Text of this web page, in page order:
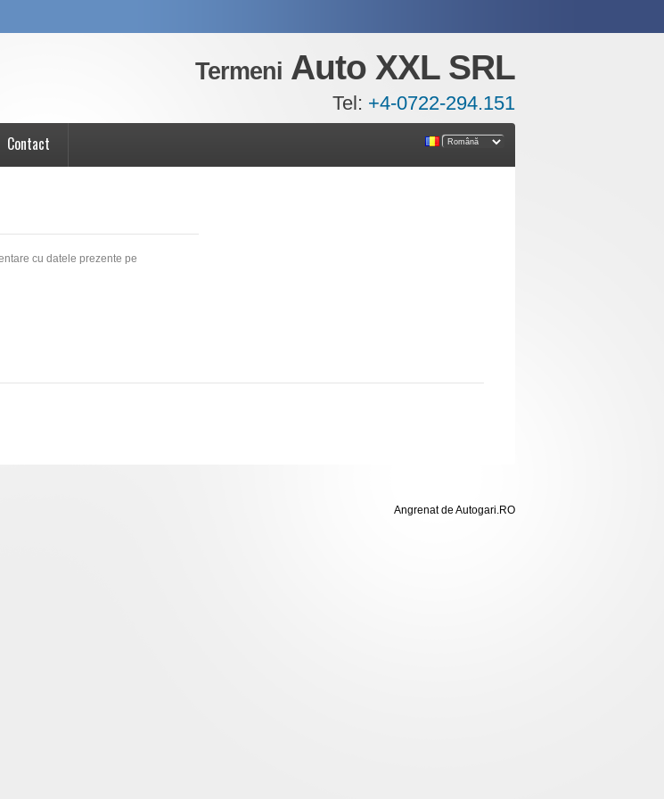
Termeni Auto XXL SRL
Tel: +4-0722-294.151
Contact
cu datele prezente pe
Angrenat de Autogari.RO